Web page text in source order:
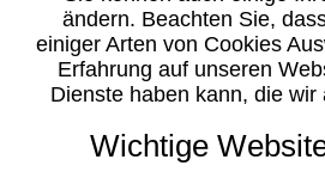
ändern. Beachten Sie,
einiger Arten von Cookies
Erfahrung auf unseren
Dienste haben kann, die wir
Wichtige